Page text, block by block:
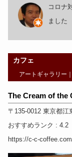
コロナ
ました
カフェ
アートギャラリー
The Cream of the
〒135-0012 東京都江
おすすめランク : 4.2
https://c-c-